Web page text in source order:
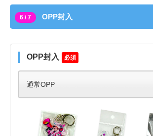
6 / 7 OPP封入
OPP封入 必須